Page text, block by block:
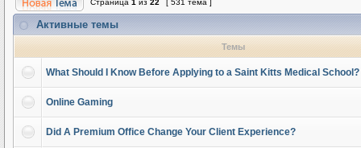
Страница 1 из 22 [ 531 тема ]
Активные темы
Темы
What Should I Know Before Applying to a Saint Kitts Medical School?
Online Gaming
Did A Premium Office Change Your Client Experience?